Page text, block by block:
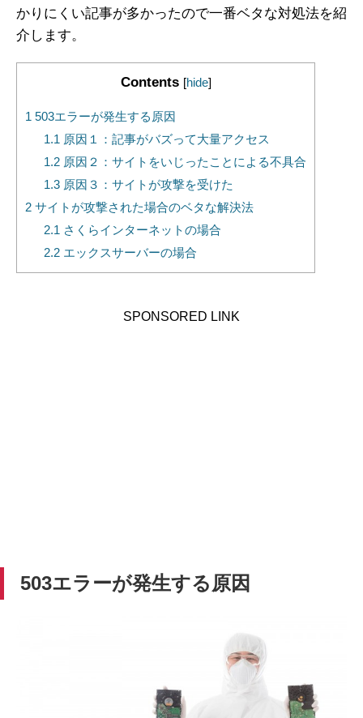
かりにくい記事が多かったので一番ベタな対処法を紹
介します。
Contents [hide]
1 503エラーが発生する原因
1.1 原因１：記事がバズって大量アクセス
1.2原因２：サイトをいじったことによる不具合
1.3原因３：サイトが攻撃を受けた
2 サイトが攻撃された場合のベタな解決法
2.1 さくらインターネットの場合
2.2エックスサーバーの場合
SPONSORED LINK
503エラーが発生する原因